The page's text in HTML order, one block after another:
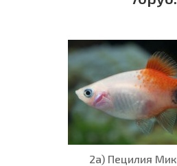
2а) Пецилия